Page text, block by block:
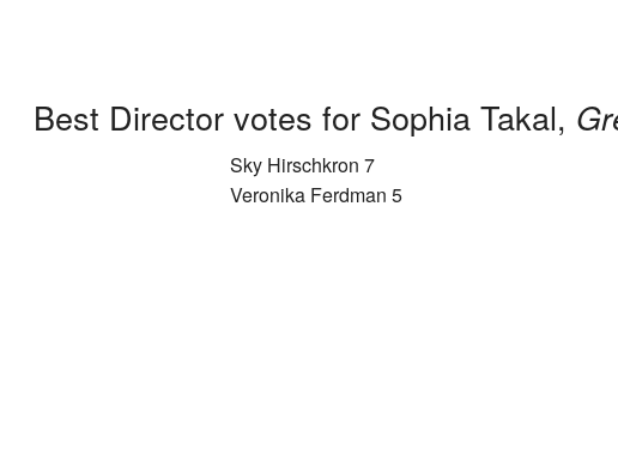
Best Director votes for Sophia Takal,
Sky Hirschkron 7
Veronika Ferdman 5